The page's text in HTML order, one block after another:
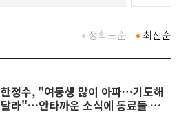
최신순
정확도순
한정수, "여동생 많이 아파…기도해
달라"…안타까운 소식에 동료들 응